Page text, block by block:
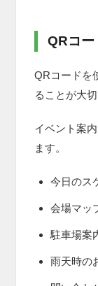
QRコー
QRコードを
ることが大切
イベント案
ます。
今日のス
会場マッ
駐車場案
雨天時の